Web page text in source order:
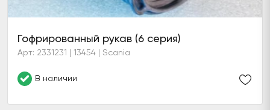
Гофрированный рукав (6 серия)
Арт: 2331231 | 13454 | Scania
В наличии